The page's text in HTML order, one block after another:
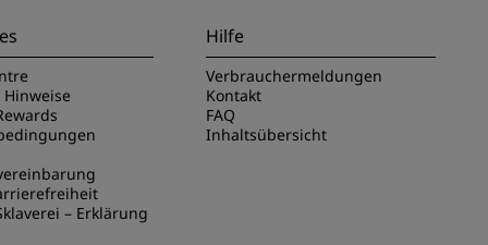
– Erklärung
Hilfe
Verbrauchermeldungen
Kontakt
FAQ
Inhaltsübersicht